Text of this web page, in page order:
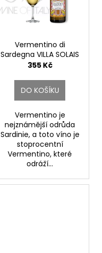
Vermentino di
Sardegna VILLA SOLAIS
DOC.
355 Kč
DO KOŠÍKU
Vermentino je
nejznámější odrůda
Sardinie, a toto víno je
stoprocentní
Vermentino, které
odráží...